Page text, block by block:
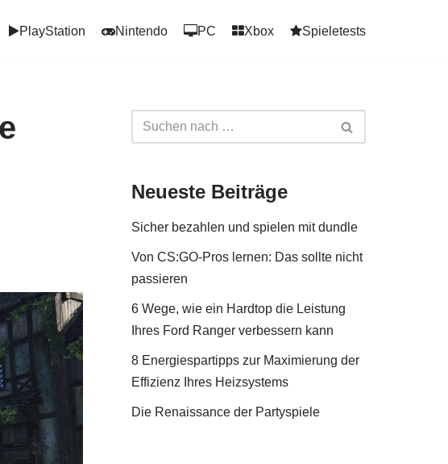
PlayStation Nintendo PC Xbox Spieletests
Neueste Beiträge
Sicher bezahlen und spielen mit dundle
Von CS:GO-Pros lernen: Das sollte nicht
passieren
6 Wege, wie ein Hardtop die Leistung
Ihres Ford Ranger verbessern kann
8 Energiespartipps zur Maximierung der
Effizienz Ihres Heizsystems
Die Renaissance der Partyspiele